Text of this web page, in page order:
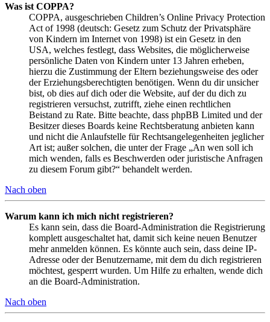
Was ist COPPA?
COPPA, ausgeschrieben Children’s Online Privacy Protection
Act of 1998 (deutsch: Gesetz zum Schutz der Privatsphäre
von Kindern im Internet von 1998) ist ein Gesetz in den
USA, welches festlegt, dass Websites, die möglicherweise
persönliche Daten von Kindern unter 13 Jahren erheben,
hierzu die Zustimmung der Eltern beziehungsweise des oder
der Erziehungsberechtigten benötigen. Wenn du dir unsicher
bist, ob dies auf dich oder die Website, auf der du dich zu
registrieren versuchst, zutrifft, ziehe einen rechtlichen
Beistand zu Rate. Bitte beachte, dass phpBB Limited und der
Besitzer dieses Boards keine Rechtsberatung anbieten kann
und nicht die Anlaufstelle für Rechtsangelegenheiten jeglicher
Art ist; außer solchen, die unter der Frage „An wen soll ich
mich wenden, falls es Beschwerden oder juristische Anfragen
zu diesem Forum gibt?“ behandelt werden.
Nach oben
Warum kann ich mich nicht registrieren?
Es kann sein, dass die Board-Administration die Registrierung
komplett ausgeschaltet hat, damit sich keine neuen Benutzer
mehr anmelden können. Es könnte auch sein, dass deine IP-
Adresse oder der Benutzername, mit dem du dich registrieren
möchtest, gesperrt wurden. Um Hilfe zu erhalten, wende dich
an die Board-Administration.
Nach oben